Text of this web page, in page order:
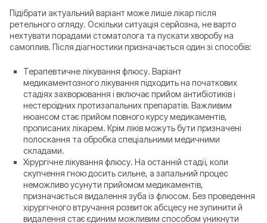
Підібрати актуальний варіант може лише лікар після
ретельного огляду. Оскільки ситуація серйозна, не варто
нехтувати порадами стоматолога та пускати хворобу на
самоплив. Після діагностики призначається один зі способів:
Терапевтичне лікування флюсу. Варіант
медикаментозного лікування підходить на початкових
стадіях захворювання і включає прийом антибіотиків і
нестероїдних протизапальних препаратів. Важливим
нюансом стає прийом повного курсу медикаментів,
прописаних лікарем. Крім ліків можуть бути призначені
полоскання та обробка спеціальними медичними
складами.
Хірургічне лікування флюсу. На останній стадії, коли
скупчення гною досить сильне, а запальний процес
неможливо усунути прийомом медикаментів,
призначається видалення зуба із флюсом. Без проведення
хірургічного втручання розвиток абсцесу не зупинити й
видалення стає єдиним можливим способом уникнути